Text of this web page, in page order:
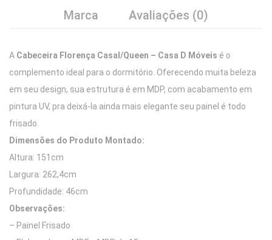
Marca
Avaliações (0)
A Cabeceira Florença Casal/Queen – Casa D Móveis é o
complemento ideal para o dormitório. Oferecendo muita beleza
em seu design, sua estrutura é em MDP, com acabamento em
pintura UV, pra deixá-la ainda mais elegante seu painel é todo
frisado.
Dimensões do Produto Montado:
Altura: 151cm
Largura: 262,4cm
Profundidade: 46cm
Observações:
– Painel Frisado